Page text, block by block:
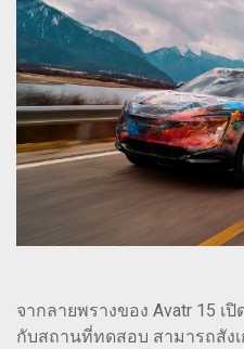
จากลายพรางของ Avatr 15 เปิ
กับสถานที่ทดสอบ สามารถสัง